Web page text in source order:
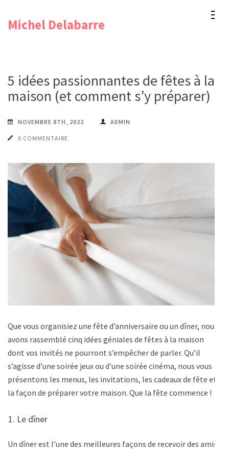
Michel Delabarre
5 idées passionnantes de fêtes à la
maison (et comment s’y préparer)
NOVEMBRE 8TH, 2022 ADMIN
0 COMMENTAIRE
Que vous organisiez une fête d’anniversaire ou un dîner, nous
avons rassemblé cinq idées géniales de fêtes à la maison
dont vos invités ne pourront s’empêcher de parler. Qu’il
s’agisse d’une soirée jeux ou d’une soirée cinéma, nous vous
présentons les menus, les invitations, les cadeaux de fête et
la façon de préparer votre maison. Que la fête commence !
Le dîner
Un dîner est l’une des meilleures façons de recevoir des amis